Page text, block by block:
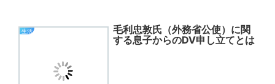
生活
毛利忠敦氏（外務省公使）に関
する息子からのDV申し立てとは